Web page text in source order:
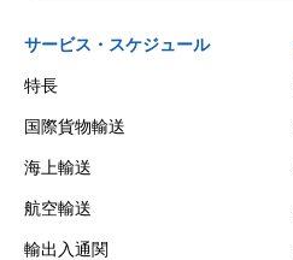
サービス・スケジュール
特長
国際貨物輸送
海上輸送
航空輸送
輸出入通関